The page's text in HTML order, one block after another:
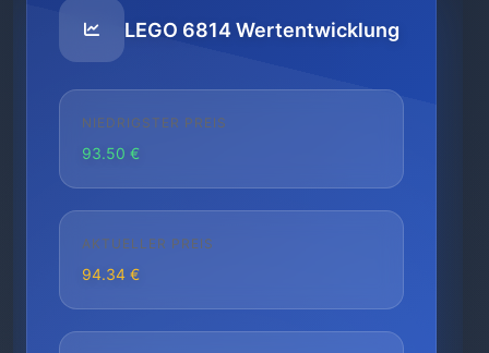
LEGO 6814 Wertentwicklung
NIEDRIGSTER PREIS
93.50 €
AKTUELLER PREIS
94.34 €